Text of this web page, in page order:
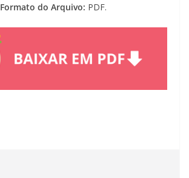
Formato do Arquivo: PDF.